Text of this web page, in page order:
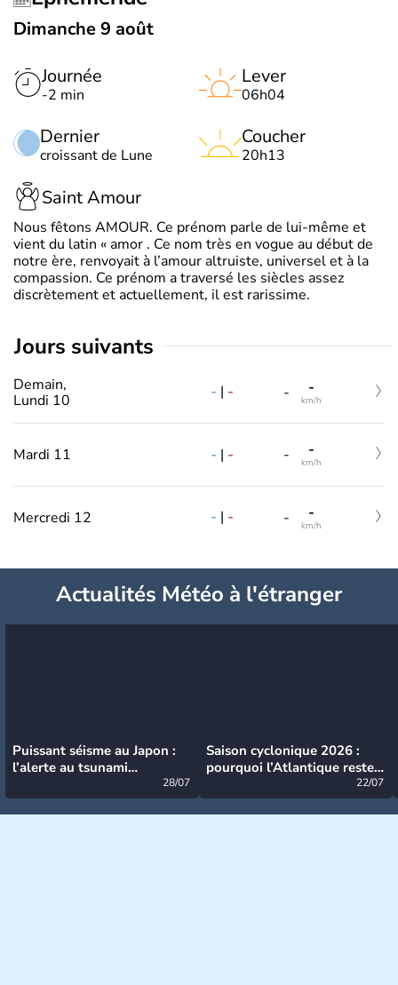
Dimanche 9 août
Journée
-2 min
Dernier
croissant de Lune
Lever
06h04
Coucher
20h13
Saint Amour
Nous fêtons AMOUR. Ce prénom parle de lui-même et
vient du latin « amor . Ce nom très en vogue au début de
notre ère, renvoyait à l’amour altruiste, universel et à la
compassion. Ce prénom a traversé les siècles assez
discrètement et actuellement, il est rarissime.
jours suivants
Demain,
Lundi 10
- | - - -
km/h
Mardi 11 - | - - -
km/h
Mercredi 12 - | - - -
km/h
Actualités Météo à l'étranger
Puissant séisme au Japon :
l’alerte au tsunami
28/07
Saison cyclonique 2026 :
pourquoi l’Atlantique reste
22/07